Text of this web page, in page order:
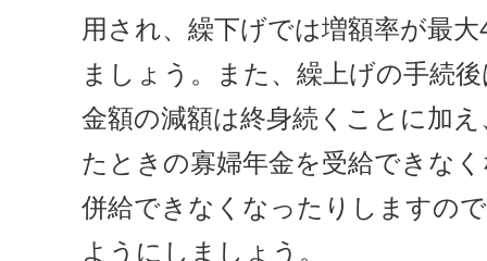
用され、繰下げでは増額率が最
ましょう。また、繰上げの手続
金額の減額は終身続くことに加
たときの寡婦年金を受給できな
併給できなくなったりしますの
ようにしましょう。